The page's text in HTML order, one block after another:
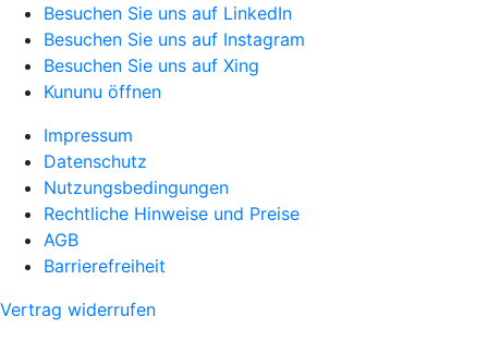
Besuchen Sie uns auf LinkedIn
Besuchen Sie uns auf Instagram
Besuchen Sie uns auf Xing
Kununu öffnen
Impressum
Datenschutz
Nutzungsbedingungen
Rechtliche Hinweise und Preise
AGB
Barrierefreiheit
Vertrag widerrufen